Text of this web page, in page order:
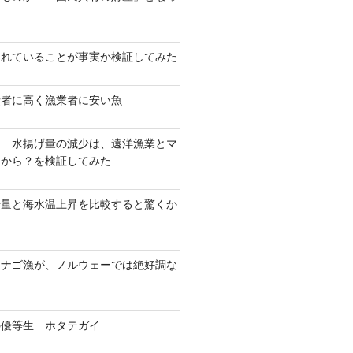
ていることが事実か検証してみた
に高く漁業者に安い魚
水揚げ量の減少は、遠洋漁業とマ
ら？を検証してみた
と海水温上昇を比較すると驚くか
ゴ漁が、ノルウェーでは絶好調な
等生 ホタテガイ